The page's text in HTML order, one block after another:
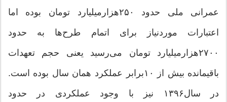
عمرانی ملی حدود ۲۵۰‌هزار‌میلیارد تومان بوده اما
اعتبارات موردنیاز برای اتمام طرح‌ها به حدود
۲۷۰۰‌هزار‌میلیارد تومان می‌رسید یعنی حجم تعهدات
باقیمانده بیش از ۱۰برابر عملکرد همان سال بوده است.
در سال۱۳۹۶ نیز با وجود عملکردی در حدود